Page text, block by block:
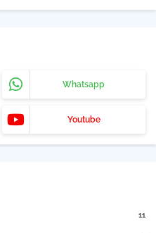
Whatsapp
Youtube
11